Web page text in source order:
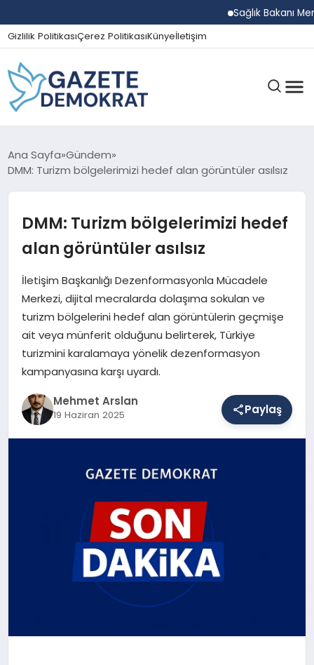
Sağlık Bakanı
Gizlilik PolitikasıÇerez PolitikasıKünyeİletişim
GÜNDEM
SPOR
MAGAZIN
SAĞLIK
EĞITIM
Ana Sayfa Gündem
DMM: Turizm bölgelerimizi hedef alan görüntüler asılsız
DMM: Turizm bölgelerimizi hedef
alan görüntüler asılsız
İletişim Başkanlığı Dezenformasyonla Mücadele
Merkezi, dijital mecralarda dolaşıma sokulan ve
turizm bölgelerini hedef alan görüntülerin geçmişe
ait veya münferit olduğunu belirterek, Türkiye
turizmini karalamaya yönelik dezenformasyon
kampanyasına karşı uyardı.
Mehmet Arslan
19 Haziran 2025 Paylaş